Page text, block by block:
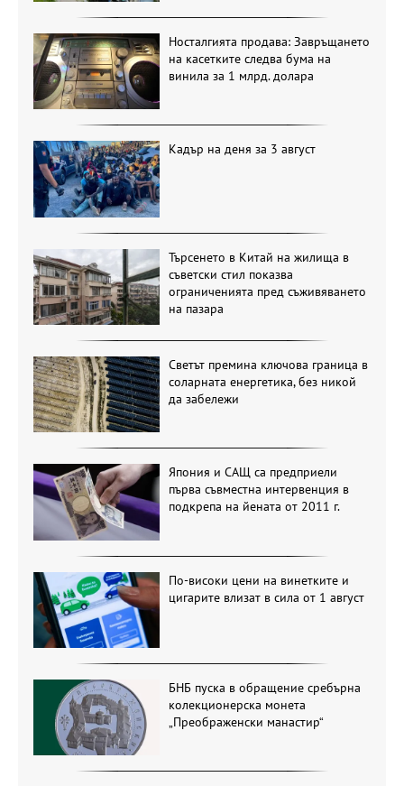
Носталгията продава: Завръщането
на касетките следва бума на
винила за 1 млрд. долара
Кадър на деня за 3 август
Търсенето в Китай на жилища в
съветски стил показва
ограниченията пред съживяването
на пазара
Светът премина ключова граница в
соларната енергетика, без никой
да забележи
Япония и САЩ са предприели
първа съвместна интервенция в
подкрепа на йената от 2011 г.
По-високи цени на винетките и
цигарите влизат в сила от 1 август
БНБ пуска в обращение сребърна
колекционерска монета
„Преображенски манастир“